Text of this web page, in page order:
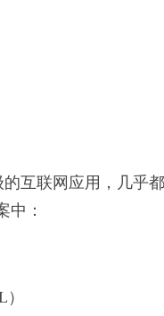
互联网应用，几乎
中：